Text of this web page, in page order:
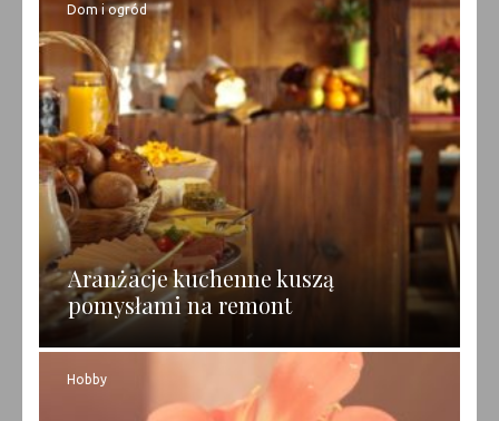
Dom i ogród
Aranżacje kuchenne kuszą
pomysłami na remont
Hobby